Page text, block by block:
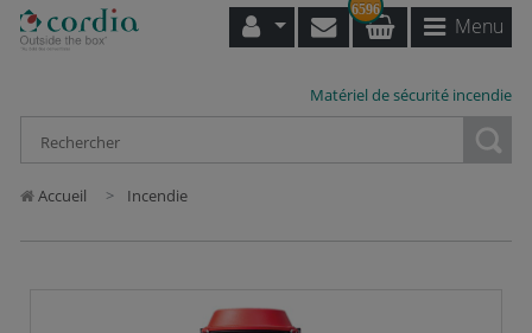
6596
Menu
Matériel de sécurité incendie
Accueil Incendie